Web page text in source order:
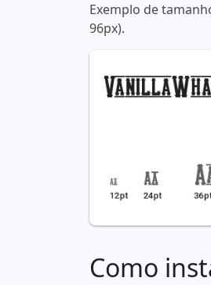
Exemplo de
96px).
Como